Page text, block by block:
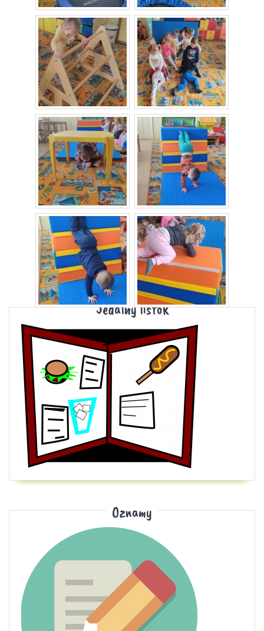
Jedálny lístok
Oznamy